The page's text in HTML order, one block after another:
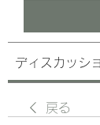
ディスカッシ
戻る